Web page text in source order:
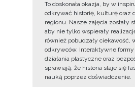
To doskonała okazja, by w
odkrywać historię, kulturę oraz
regionu. Nasze zajęcia zostały
aby nie tylko wspierały
również pobudzały ciekawość,
odkrywców. Interaktywne
działania plastyczne oraz
sprawiają, że historia staje się
nauką poprzez doświadczenie.